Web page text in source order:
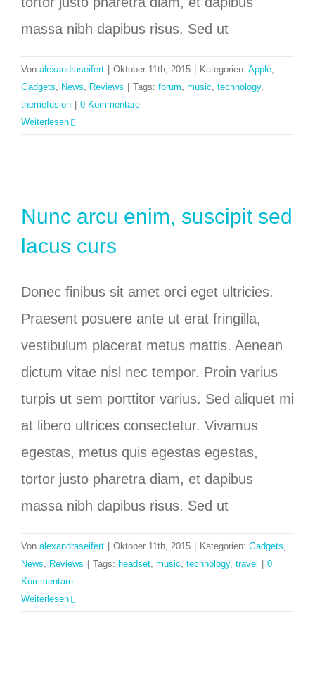
massa nibh dapibus risus. Sed ut
Von alexandraseifert Oktober 11th, 2015 Kategorien: Apple,
Gadgets, News, Reviews Tags: forum, music, technology,
themefusion
0 Kommentare
Weiterlesen
Nunc arcu enim, suscipit sed
lacus curs
Donec finibus sit amet orci eget ultricies.
Praesent posuere ante ut erat fringilla,
vestibulum placerat metus mattis. Aenean
dictum vitae nisl nec tempor. Proin varius
turpis ut sem porttitor varius. Sed aliquet mi
at libero ultrices consectetur. Vivamus
egestas, metus quis egestas egestas,
tortor justo pharetra diam, et dapibus
massa nibh dapibus risus. Sed ut
Von alexandraseifert Oktober 11th, 2015 Kategorien: Gadgets,
News, Reviews Tags: headset, music, technology, travel
0
Kommentare
Weiterlesen